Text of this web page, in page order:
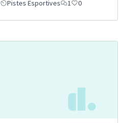
Pistes Esportives 1 0